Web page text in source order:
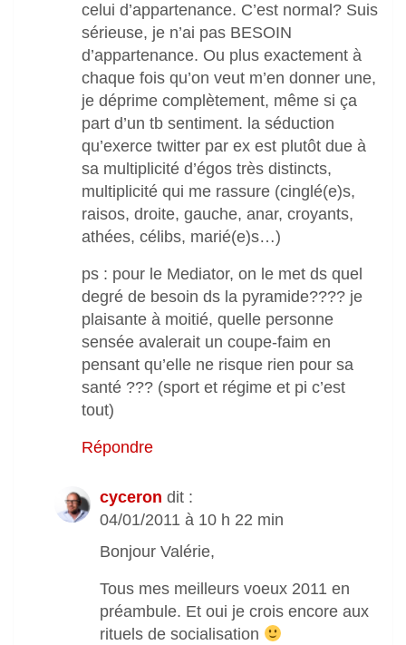
celui d’appartenance. C’est normal? Suis
sérieuse, je n’ai pas BESOIN
d’appartenance. Ou plus exactement à
chaque fois qu’on veut m’en donner une,
je déprime complètement, même si ça
part d’un tb sentiment. la séduction
qu’exerce twitter par ex est plutôt due à
sa multiplicité d’égos très distincts,
multiplicité qui me rassure (cinglé(e)s,
raisos, droite, gauche, anar, croyants,
athées, célibs, marié(e)s…)
ps : pour le Mediator, on le met ds quel
degré de besoin ds la pyramide???? je
plaisante à moitié, quelle personne
sensée avalerait un coupe-faim en
pensant qu’elle ne risque rien pour sa
santé ??? (sport et régime et pi c’est
tout)
Répondre
cyceron dit :
04/01/2011 à 10 h 22 min
Bonjour Valérie,
Tous mes meilleurs voeux 2011 en
préambule. Et oui je crois encore aux
rituels de socialisation